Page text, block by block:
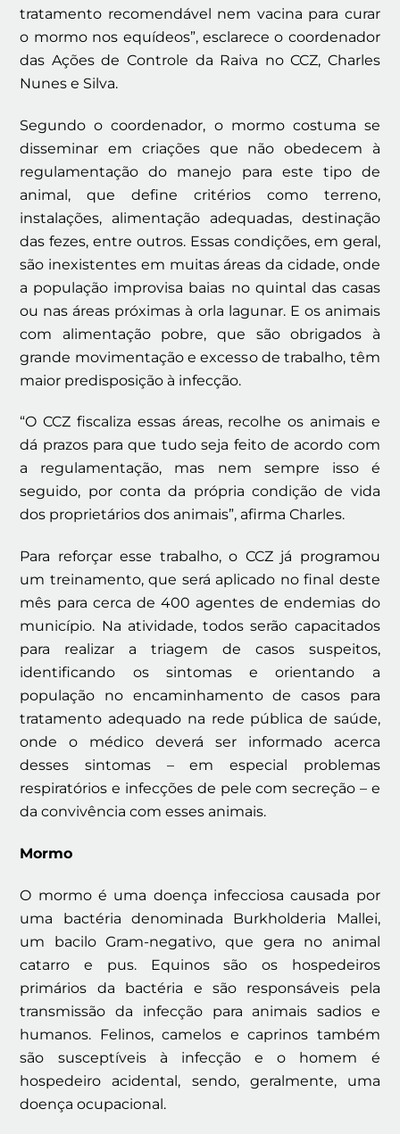
tratamento recomendável nem vacina para curar
o mormo nos equídeos”, esclarece o coordenador
das Ações de Controle da Raiva no CCZ, Charles
Nunes e Silva.
Segundo o coordenador, o mormo costuma se
disseminar em criações que não obedecem à
regulamentação do manejo para este tipo de
animal, que define critérios como terreno,
instalações, alimentação adequadas, destinação
das fezes, entre outros. Essas condições, em geral,
são inexistentes em muitas áreas da cidade, onde
a população improvisa baias no quintal das casas
ou nas áreas próximas à orla lagunar. E os animais
com alimentação pobre, que são obrigados à
grande movimentação e excesso de trabalho, têm
maior predisposição à infecção.
“O CCZ fiscaliza essas áreas, recolhe os animais e
dá prazos para que tudo seja feito de acordo com
a regulamentação, mas nem sempre isso é
seguido, por conta da própria condição de vida
dos proprietários dos animais”, afirma Charles.
Para reforçar esse trabalho, o CCZ já programou
um treinamento, que será aplicado no final deste
mês para cerca de 400 agentes de endemias do
município. Na atividade, todos serão capacitados
para realizar a triagem de casos suspeitos,
identificando os sintomas e orientando a
população no encaminhamento de casos para
tratamento adequado na rede pública de saúde,
onde o médico deverá ser informado acerca
desses sintomas – em especial problemas
respiratórios e infecções de pele com secreção – e
da convivência com esses animais.
Mormo
O mormo é uma doença infecciosa causada por
uma bactéria denominada Burkholderia Mallei,
um bacilo Gram-negativo, que gera no animal
catarro e pus. Equinos são os hospedeiros
primários da bactéria e são responsáveis pela
transmissão da infecção para animais sadios e
humanos. Felinos, camelos e caprinos também
são susceptíveis à infecção e o homem é
hospedeiro acidental, sendo, geralmente, uma
doença ocupacional.